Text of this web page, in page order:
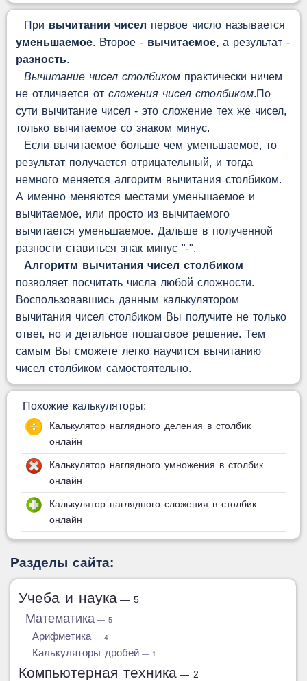
При вычитании чисел первое число называется
уменьшаемое. Второе - вычитаемое,а результат -
разность.
Вычитание чисел столбикомпрактически ничем
не отличается от сложения чисел столбиком.По
сути вычитание чисел - это сложение тех же чисел,
только вычитаемое со знаком минус.
Если вычитаемое больше чем уменьшаемое, то
результат получается отрицательный, и тогда
немного меняется алгоритм вычитания столбиком.
А именно меняются местами уменьшаемое и
вычитаемое, или просто из вычитаемого
вычитается уменьшаемое. Дальше в полученной
разности ставиться знак минус "-".
Алгоритм вычитания чисел столбиком
позволяет посчитать числа любой сложности.
Воспользовавшись данным калькулятором
вычитания чисел столбиком Вы получите не только
ответ, но и детальное пошаговое решение. Тем
самым Вы сможете легко научится вычитанию
чисел столбиком самостоятельно.
Похожие калькуляторы:
Калькулятор наглядного деления в столбик
онлайн
Калькулятор наглядного умножения в столбик
онлайн
Калькулятор наглядного сложения в столбик
онлайн
Разделы сайта:
Учеба и наука — 5
Математика — 5
Арифметика — 4
Калькуляторы дробей — 1
Компьютерная техника — 2